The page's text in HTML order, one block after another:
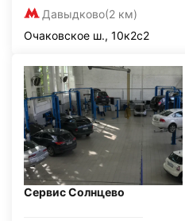
Давыдково(2 км)
Очаковское ш., 10к2с2
Сервис Солнцево